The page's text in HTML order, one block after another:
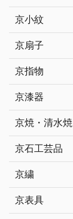
京小紋
京扇子
京指物
京漆器
京焼・清水焼
京石工芸品
京繍
京表具